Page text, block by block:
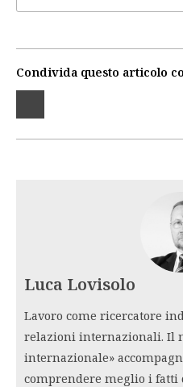
Condivida questo articolo
Luca Lovisolo
Lavoro come ricercatore
relazioni internazionali. Il
internazionale»
comprendere meglio i fatti